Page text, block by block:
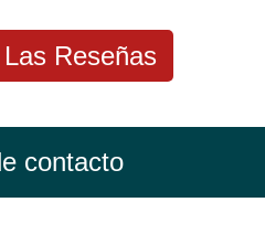
Reseñas
contacto